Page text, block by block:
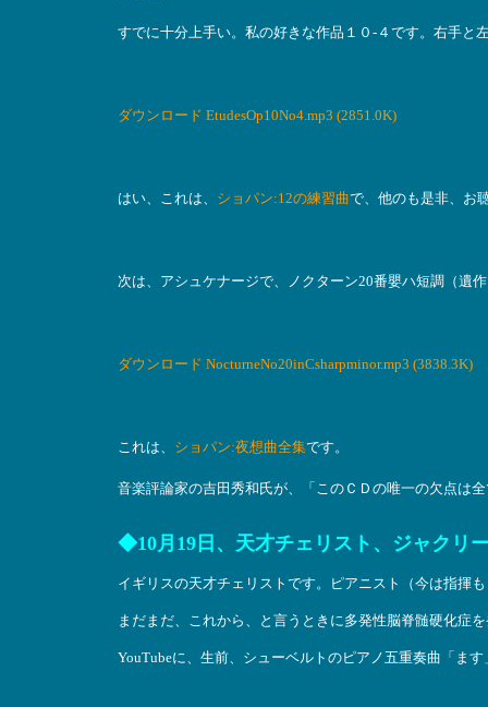
すでに十分上手い。私の好きな作品１０-４です。右手と
ダウンロード EtudesOp10No4.mp3 (2851.0K)
はい、これは、 ショパン:12の練習曲で、他のも是非、お
次は、アシュケナージで、ノクターン20番嬰ハ短調（遺
ダウンロード NocturneNo20inCsharpminor.mp3 (3838.3K)
これは、 ショパン:夜想曲全集です。
音楽評論家の吉田秀和氏が、「このＣＤの唯一の欠点は
◆10月19日、天才チェリスト、ジャクリ
イギリスの天才チェリストです。ピアニスト（今は指揮
まだまだ、これから、と言うときに多発性脳脊髄硬化症
YouTubeに、生前、シューベルトのピアノ五重奏曲「ま